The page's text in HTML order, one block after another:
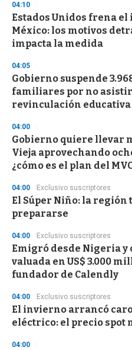
d
s
o
f
3
s
e
c
o
n
04:10
Estados Unidos frena el
México: los motivos
impacta la medida
04:05
Gobierno suspende
familiares por no asistir
revinculación educativa
04:00
Gobierno quiere llevar
Vieja aprovechando
¿cómo es el plan del
04:00 Exclusivo suscriptores
El Súper Niño: la región
prepararse
04:00 Exclusivo suscriptores
Emigró desde Nigeria y
valuada en US$ 3.000
fundador de Calendly
04:00 Exclusivo suscriptores
El invierno arrancó
eléctrico: el precio spot
04:00